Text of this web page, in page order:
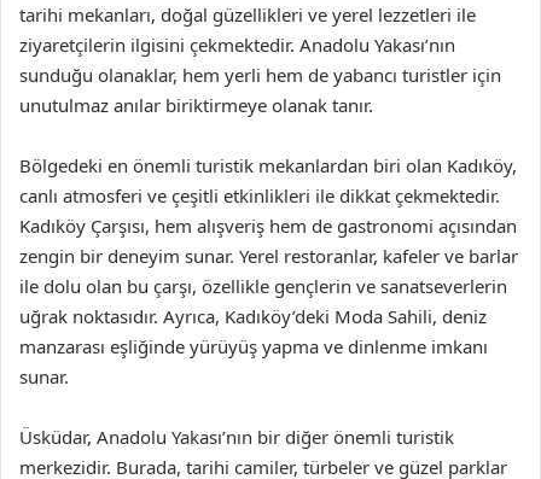
tarihi mekanları, doğal güzellikleri ve yerel lezzetleri ile
ziyaretçilerin ilgisini çekmektedir. Anadolu Yakası’nın
sunduğu olanaklar, hem yerli hem de yabancı turistler için
unutulmaz anılar biriktirmeye olanak tanır.
Bölgedeki en önemli turistik mekanlardan biri olan Kadıköy,
canlı atmosferi ve çeşitli etkinlikleri ile dikkat çekmektedir.
Kadıköy Çarşısı, hem alışveriş hem de gastronomi açısından
zengin bir deneyim sunar. Yerel restoranlar, kafeler ve barlar
ile dolu olan bu çarşı, özellikle gençlerin ve sanatseverlerin
uğrak noktasıdır. Ayrıca, Kadıköy’deki Moda Sahili, deniz
manzarası eşliğinde yürüyüş yapma ve dinlenme imkanı
sunar.
Üsküdar, Anadolu Yakası’nın bir diğer önemli turistik
merkezidir. Burada, tarihi camiler, türbeler ve güzel parklar